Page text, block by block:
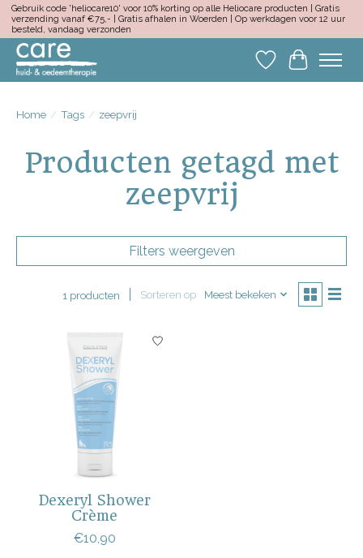
Gebruik code 'heliocare10' voor 10% korting op alle Heliocare producten | Gratis
verzending vanaf €75,- | Gratis afhalen in Woerden | Op werkdagen voor 12 uur
besteld, vandaag verzonden
Verlanglijst
Home / Tags / zeepvrij
Producten getagd met
zeepvrij
Filters weergeven
1 producten Sorteren op Meest bekeken
Dexeryl Shower
Crème
€10,90